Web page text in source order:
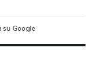
Google